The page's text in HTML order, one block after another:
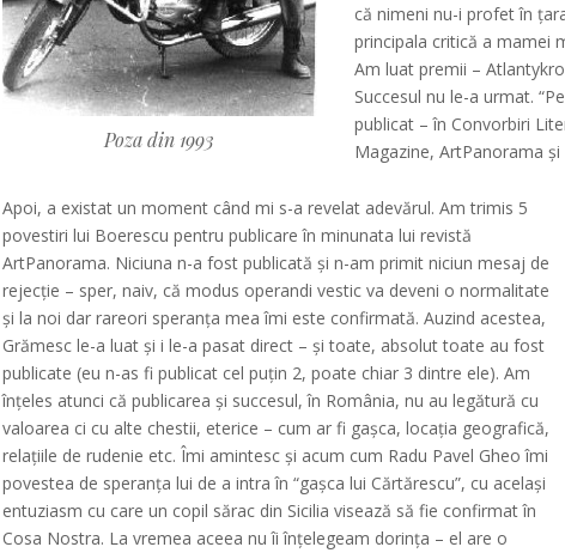
Poza din 1993
că nimeni nu-i profet în
principala critică a mamei
Am luat premii –
Succesul nu le-a urmat.
publicat – în Convorbiri
Magazine, ArtPanorama
Apoi, a existat un moment când mi s-a revelat adevărul. Am trimis 5
povestiri lui Boerescu pentru publicare în minunata lui revistă
ArtPanorama. Niciuna n-a fost publicată și n-am primit niciun mesaj de
rejecție – sper, naiv, că modus operandi vestic va deveni o normalitate
și la noi dar rareori speranța mea îmi este confirmată. Auzind acestea,
Grămesc le-a luat și i le-a pasat direct – și toate, absolut toate au fost
publicate (eu n-as fi publicat cel puțin 2, poate chiar 3 dintre ele). Am
înțeles atunci că publicarea și succesul, în România, nu au legătură cu
valoarea ci cu alte chestii, eterice – cum ar fi gașca, locația geografică,
relațiile de rudenie etc. Îmi amintesc și acum cum Radu Pavel Gheo îmi
povestea de speranța lui de a intra în “gașca lui Cărtărescu”, cu același
entuziasm cu care un copil sărac din Sicilia visează să fie confirmat în
Cosa Nostra. La vremea aceea nu îi înțelegeam dorința – el are o